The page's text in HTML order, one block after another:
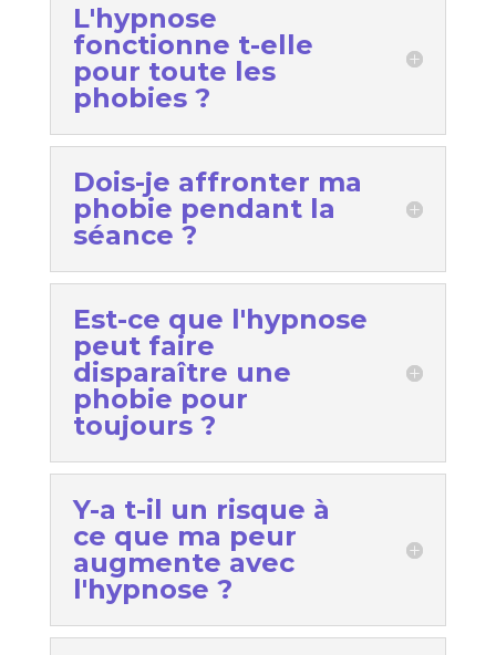
L'hypnose
fonctionne t-elle
pour toute les
phobies ?
Dois-je affronter ma
phobie pendant la
séance ?
Est-ce que l'hypnose
peut faire
disparaître une
phobie pour
toujours ?
Y-a t-il un risque à
ce que ma peur
augmente avec
l'hypnose ?